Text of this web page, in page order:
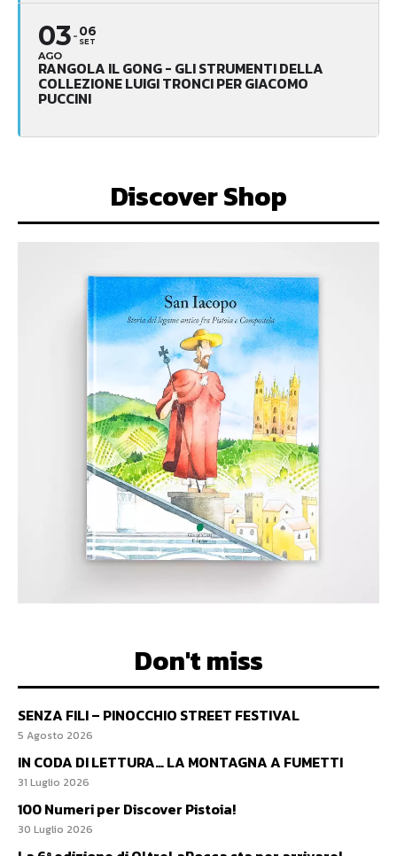
03
AGO
06
SET
RANGOLA IL GONG - GLI STRUMENTI DELLA
COLLEZIONE LUIGI TRONCI PER GIACOMO
PUCCINI
Discover Shop
Don't miss
SENZA FILI – PINOCCHIO STREET FESTIVAL
5 Agosto 2026
IN CODA DI LETTURA… LA MONTAGNA A FUMETTI
31 Luglio 2026
100 Numeri per Discover Pistoia!
30 Luglio 2026